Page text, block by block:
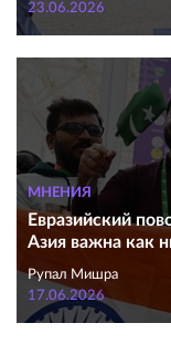
23.06.2026
МНЕНИЯ
Евразийский
Азия важна как
Рупал Мишра
17.06.2026